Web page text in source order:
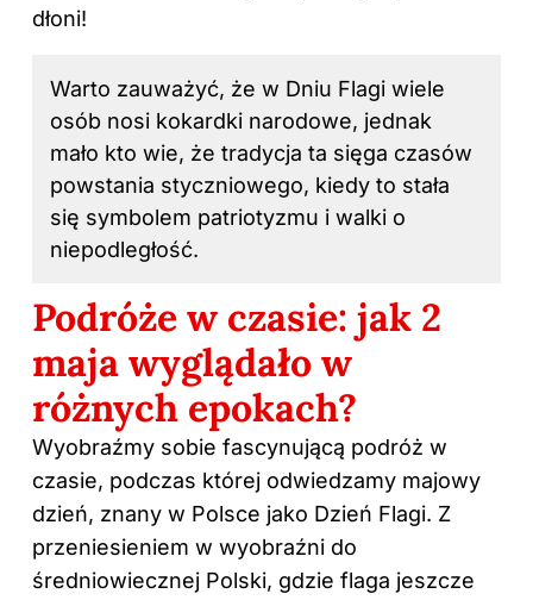
dłoni!
Warto zauważyć, że w Dniu Flagi wiele
osób nosi kokardki narodowe, jednak
mało kto wie, że tradycja ta sięga czasów
powstania styczniowego, kiedy to stała
się symbolem patriotyzmu i walki o
niepodległość.
Podróże w czasie: jak 2
maja wyglądało w
różnych epokach?
Wyobraźmy sobie fascynującą podróż w
czasie, podczas której odwiedzamy majowy
dzień, znany w Polsce jako Dzień Flagi. Z
przeniesieniem w wyobraźni do
średniowiecznej Polski, gdzie flaga jeszcze